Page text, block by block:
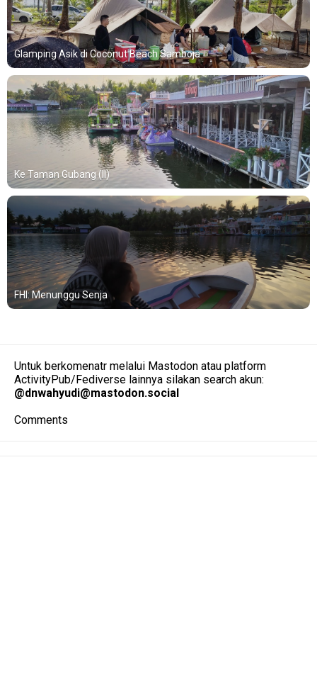
Glamping Asik di Coconut Beach Samboja
Ke Taman Gubang (II)
FHI: Menunggu Senja
Untuk berkomenatr melalui Mastodon atau platform
ActivityPub/Fediverse lainnya silakan search akun:
@dnwahyudi@mastodon.social
Comments